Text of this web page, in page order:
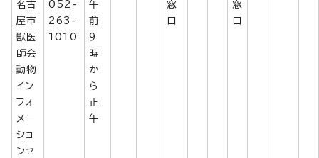
名古
屋市
獣医
師会
動物
イン
フォ
メー
ショ
ンセ
052-
263-
1010
午
前
9
時
か
ら
正
午
窓
口
窓
口